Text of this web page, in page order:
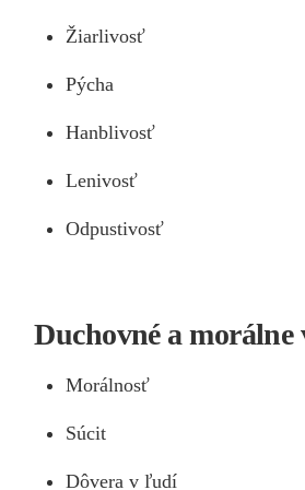
Žiarlivosť
Pýcha
Hanblivosť
Lenivosť
Odpustivosť
Duchovné a morálne
Morálnosť
Súcit
Dôvera v ľudí